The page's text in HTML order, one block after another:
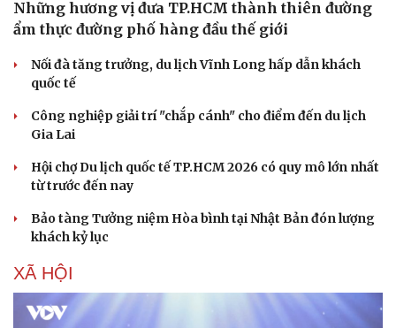
Sân khấu - Điện ảnh
Những hương vị đưa TP.HCM thành thiên đường
ẩm thực đường phố hàng đầu thế giới
Nối đà tăng trưởng, du lịch Vĩnh Long hấp dẫn khách
quốc tế
Công nghiệp giải trí "chắp cánh" cho điểm đến du lịch
Gia Lai
Hội chợ Du lịch quốc tế TP.HCM 2026 có quy mô lớn nhất
từ trước đến nay
Bảo tàng Tưởng niệm Hòa bình tại Nhật Bản đón lượng
khách kỷ lục
XÃ HỘI